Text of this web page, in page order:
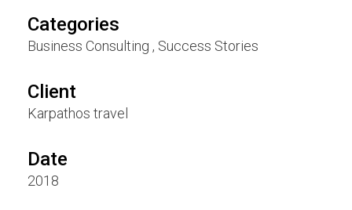
Categories
Business Consulting Success Stories
Client
Karpathos travel
Date
2018